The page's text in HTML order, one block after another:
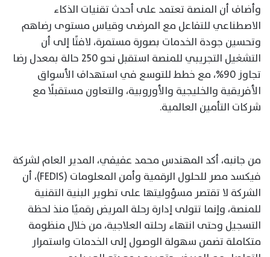
وأضاف أن المنصة تعتمد على أحدث تقنيات الذكاء
الاصطناعي للتفاعل مع المرضى وقياس مستوى رضاهم
وتحسين جودة الخدمات بصورة مستمرة، لافتًا إلى أن
التشغيل التجريبي للمنصة استقبل نحو 250 حالة بمعدل رضا
تجاوز 90%، مع خطط للتوسع في استهداف الأسواق
الأفريقية والخليجية والأوروبية، والتعاون مستقبلًا مع
شركات التأمين العالمية.
من جانبه، أكد المهندس محمد عفيفي، المدير العام لشركة
فيكسد مصر للحلول الرقمية وأمن المعلومات (FEDIS)، أن
الشركة لا تقتصر مسؤوليتها على تطوير البنية التقنية
للمنصة، وإنما تتولى إدارة رحلة المريض رقميًا منذ لحظة
التسجيل وحتى انتهاء رحلته العلاجية، من خلال منظومة
متكاملة تضمن سهولة الوصول إلى الخدمات واستمرار